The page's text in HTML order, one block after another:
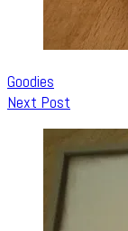
Goodies
Next Post